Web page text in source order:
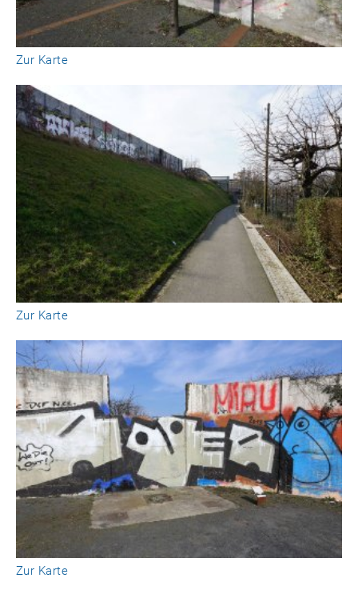
Zur Karte
Zur Karte
Zur Karte